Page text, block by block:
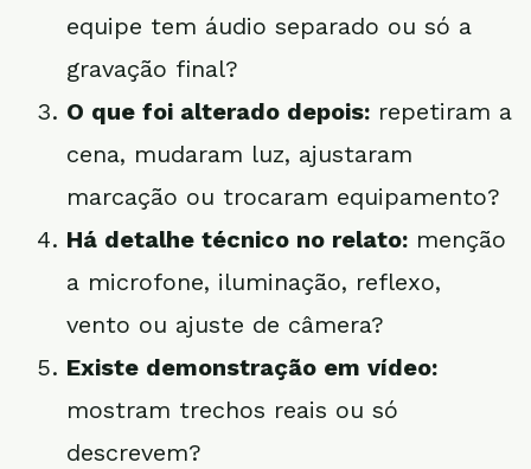
equipe tem áudio separado ou só a
gravação final?
O que foi alterado depois: repetiram a
cena, mudaram luz, ajustaram
marcação ou trocaram equipamento?
Há detalhe técnico no relato: menção
a microfone, iluminação, reflexo,
vento ou ajuste de câmera?
Existe demonstração em vídeo:
mostram trechos reais ou só
descrevem?